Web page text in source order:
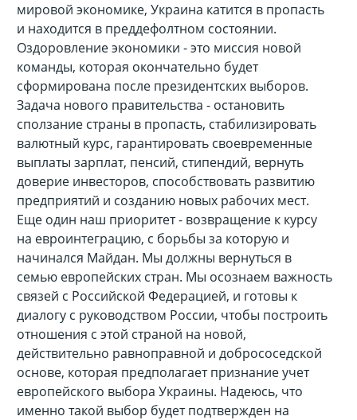
мировой экономике, Украина катится в пропасть
и находится в преддефолтном состоянии.
Оздоровление экономики - это миссия новой
команды, которая окончательно будет
сформирована после президентских выборов.
Задача нового правительства - остановить
сползание страны в пропасть, стабилизировать
валютный курс, гарантировать своевременные
выплаты зарплат, пенсий, стипендий, вернуть
доверие инвесторов, способствовать развитию
предприятий и созданию новых рабочих мест.
Еще один наш приоритет - возвращение к курсу
на евроинтеграцию, с борьбы за которую и
начинался Майдан. Мы должны вернуться в
семью европейских стран. Мы осознаем важность
связей с Российской Федерацией, и готовы к
диалогу с руководством России, чтобы построить
отношения с этой страной на новой,
действительно равноправной и добрососедской
основе, которая предполагает признание учет
европейского выбора Украины. Надеюсь, что
именно такой выбор будет подтвержден на